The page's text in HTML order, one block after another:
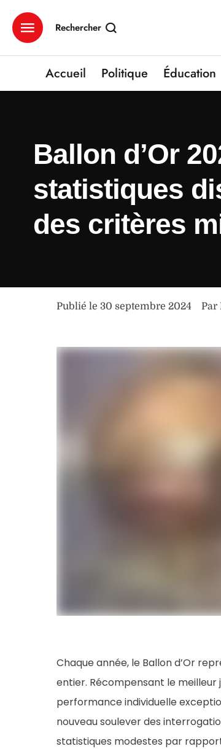
Rechercher
Accueil Politique Éducation
Ballon d’Or
statistiques
des critères
Publié le 30 septembre 2024 Par
Chaque année, le Ballon d’Or
entier. Récompensant le meilleur
performance individuelle
nouveau soulever des
statistiques modestes par